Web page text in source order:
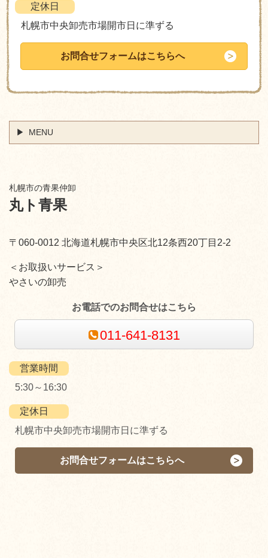
定休日
札幌市中央卸売市場開市日に準ずる
お問合せフォームはこちらへ
MENU
札幌市の青果仲卸
丸ト青果
〒060-0012 北海道札幌市中央区北12条西20丁目2-2
＜お取扱いサービス＞
やさいの卸売
お電話でのお問合せはこちら
011-641-8131
営業時間
5:30～16:30
定休日
札幌市中央卸売市場開市日に準ずる
お問合せフォームはこちらへ